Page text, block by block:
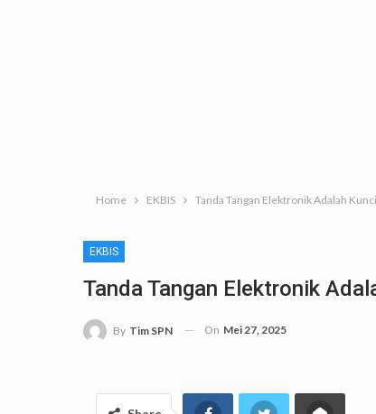
Home EKBIS Tanda Tangan Elektronik Adalah
EKBIS
Tanda Tangan Elektronik
By Tim SPN On Mei 27, 2025